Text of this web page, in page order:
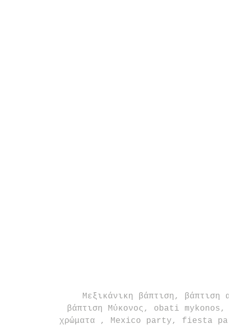
βάπτιση Μύκονος, obati
χρώματα , Mexico party, fiesta